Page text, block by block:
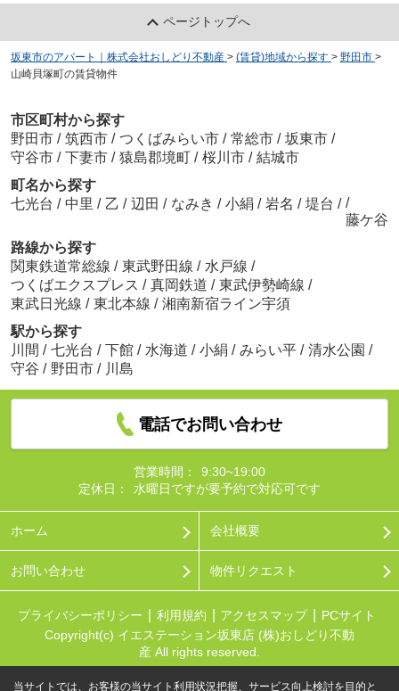
ページトップへ
坂東市のアパート｜株式会社おしどり不動産 > (賃貸)地域から探す > 野田市 >
山崎貝塚町の賃貸物件
市区町村から探す
野田市 / 筑西市 / つくばみらい市 / 常総市 / 坂東市 /
守谷市 / 下妻市 / 猿島郡境町 / 桜川市 / 結城市
町名から探す
七光台 / 中里 / 乙 / 辺田 / なみき / 小絹 / 岩名 / 堤台 / /
藤ケ谷
路線から探す
関東鉄道常総線 / 東武野田線 / 水戸線 /
つくばエクスプレス / 真岡鉄道 / 東武伊勢崎線 /
東武日光線 / 東北本線 / 湘南新宿ライン宇須
駅から探す
川間 / 七光台 / 下館 / 水海道 / 小絹 / みらい平 / 清水公園 /
守谷 / 野田市 / 川島
電話でお問い合わせ
営業時間：
9:30~19:00
定休日：
水曜日ですが要予約で対応可です
ホーム 会社概要
お問い合わせ 物件リクエスト
プライバシーポリシー 利用規約 アクセスマップ
PCサイト
Copyright(c) イエステーション坂東店 (株)おしどり不動
産 All rights reserved.
当サイトでは、お客様の当サイト利用状況把握、サービス向上検討を目的と